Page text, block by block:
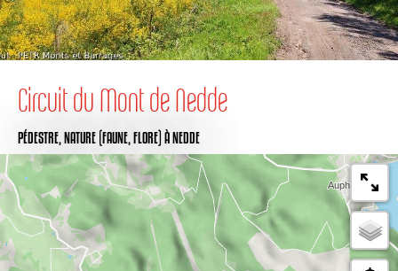
Circuit du Mont de Nedde
PÉDESTRE,NATURE (FAUNE, FLORE) À NEDDE